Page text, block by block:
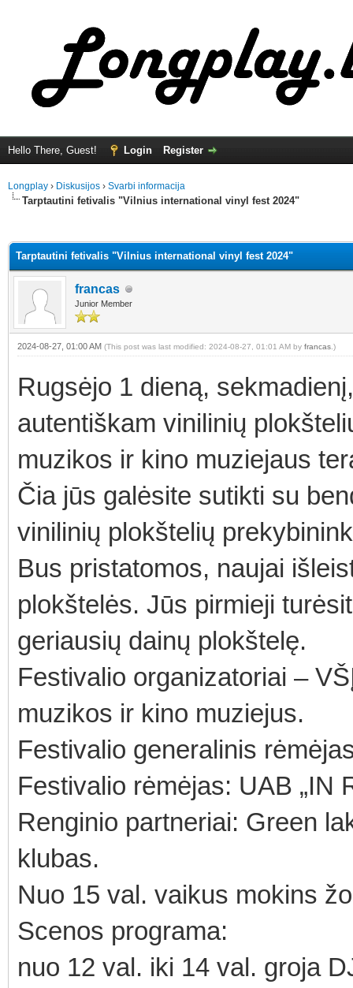
Hello There, Guest! Login Register
Longplay › Diskusijos › Svarbi informacija
Tarptautini fetivalis "Vilnius international vinyl fest 2024"
Tarptautini fetivalis "Vilnius international vinyl fest 2024"
francas
Junior Member
2024-08-27, 01:00 AM (This post was last modified: 2024-08-27, 01:01 AM by francas .)
Rugsėjo 1 dieną,
autentiškam vinilinių
muzikos ir kino muziejaus
Čia jūs galėsite sutikti su
vinilinių plokštelių
Bus pristatomos, naujai
plokštelės. Jūs pirmieji
geriausių dainų plokštelę.
Festivalio organizatoriai –
muzikos ir kino muziejus.
Festivalio generalinis
Festivalio rėmėjas: UAB „IN
Renginio partneriai: Green
klubas.
Nuo 15 val. vaikus mokins
Scenos programa:
nuo 12 val. iki 14 val. groja